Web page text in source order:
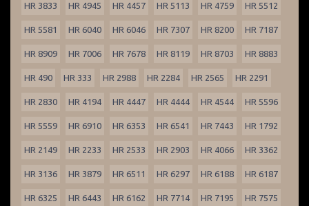
HR 3833 HR 4945 HR 4457 HR 5113 HR 4759 HR 5512
HR 5581 HR 6040 HR 6046 HR 7307 HR 8200 HR 7187
HR 8909 HR 7006 HR 7678 HR 8119 HR 8703 HR 8883
HR 490 HR 333 HR 2988 HR 2284 HR 2565 HR 2291
HR 2830 HR 4194 HR 4447 HR 4444 HR 4544 HR 5596
HR 5559 HR 6910 HR 6353 HR 6541 HR 7443 HR 1792
HR 2149 HR 2233 HR 2533 HR 2903 HR 4066 HR 3362
HR 3136 HR 3879 HR 6511 HR 6297 HR 6188 HR 6187
HR 6325 HR 6443 HR 6162 HR 7714 HR 7195 HR 7575